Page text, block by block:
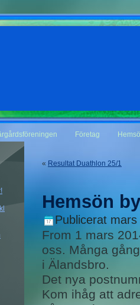
Företag
« Resultat Duathlon 25/1
Hemsön
Publicerat
From 1 mars
oss. Många
i Älandsbro.
Det nya
Kom ihåg att